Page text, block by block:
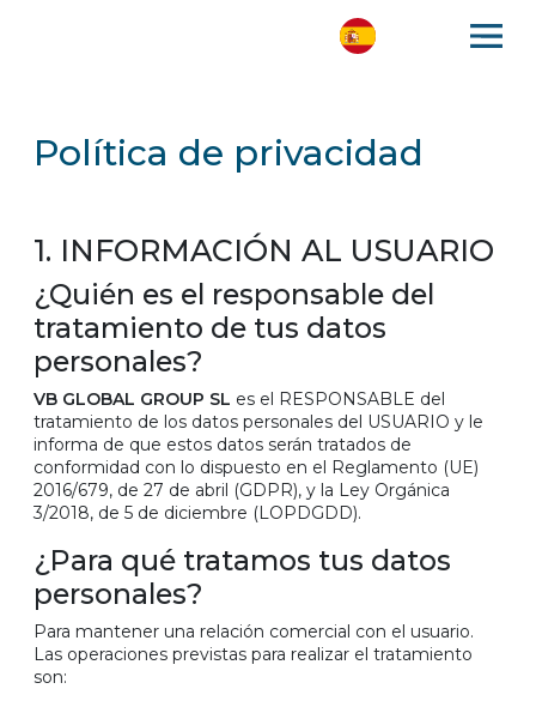
Política de privacidad
1. INFORMACIÓN AL USUARIO
¿Quién es el responsable del
tratamiento de tus datos
personales?
VB GLOBAL GROUP SL es el RESPONSABLE del
tratamiento de los datos personales del USUARIO y le
informa de que estos datos serán tratados de
conformidad con lo dispuesto en el Reglamento (UE)
2016/679, de 27 de abril (GDPR), y la Ley Orgánica
3/2018, de 5 de diciembre (LOPDGDD).
¿Para qué tratamos tus datos
personales?
Para mantener una relación comercial con el usuario.
Las operaciones previstas para realizar el tratamiento
son: